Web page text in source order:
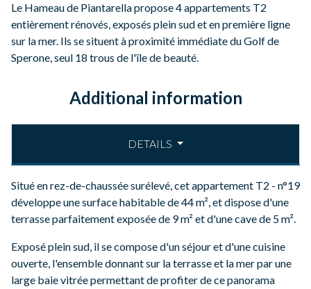
Le Hameau de Piantarella propose 4 appartements T2
entièrement rénovés, exposés plein sud et en première ligne
sur la mer. Ils se situent à proximité immédiate du Golf de
Sperone, seul 18 trous de l'île de beauté.
Additional information
DETAILS
Situé en rez-de-chaussée surélevé, cet appartement T2 - n°19
développe une surface habitable de 44 m², et dispose d'une
terrasse parfaitement exposée de 9 m² et d'une cave de 5 m².
Exposé plein sud, il se compose d'un séjour et d'une cuisine
ouverte, l'ensemble donnant sur la terrasse et la mer par une
large baie vitrée permettant de profiter de ce panorama